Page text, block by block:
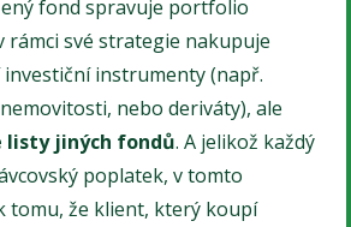
fond spravuje portfolio
rámci své strategie nakupuje
instrumenty (např.
nebo deriváty), ale
listy jiných fondů. A jelikož každý
poplatek, v tomto
tomu, že klient, který koupí